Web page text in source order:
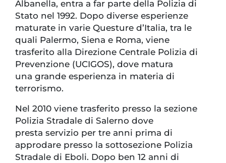
Albanella, entra a far parte della Polizia di
Stato nel 1992. Dopo diverse esperienze
maturate in varie Questure d’Italia, tra le
quali Palermo, Siena e Roma, viene
trasferito alla Direzione Centrale Polizia di
Prevenzione (UCIGOS), dove matura
una grande esperienza in materia di
terrorismo.
Nel 2010 viene trasferito presso la sezione
Polizia Stradale di Salerno dove
presta servizio per tre anni prima di
approdare presso la sottosezione Polizia
Stradale di Eboli. Dopo ben 12 anni di